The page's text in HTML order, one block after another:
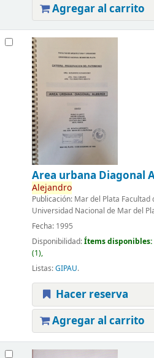
Agregar al carrito
Area urbana Diagonal
Alejandro
Publicación:Mar del Plata Facultad
Universidad Nacional de Mar del
Fecha:1995
Disponibilidad:Ítems disponibles:
(1),
Listas:GIPAU.
Hacer reserva
Agregar al carrito